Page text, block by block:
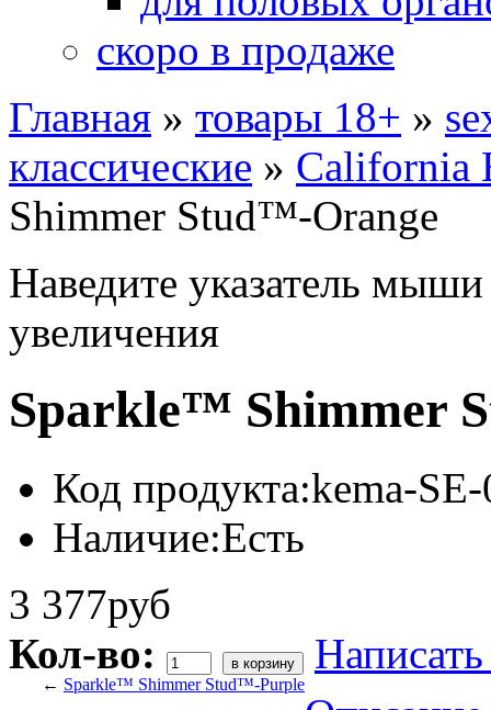
скоро в продаже
Главная » товары 18+ »
классические » California
Shimmer Stud™-Orange
Наведите указатель
увеличения
Sparkle™ Shimmer
Код продукта:kema-
Наличие:Есть
3 377руб
Кол-во:
← Sparkle™ Shimmer Stud™-Purple